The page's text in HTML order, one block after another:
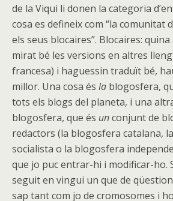
de la Viqui li donen la categoria
cosa es defineix com “la comunitat
els seus blocaires”. Blocaires:
mirat bé les versions en altres
francesa) i haguessin traduït bé,
millor. Una cosa és la blogosfera,
tots els blogs del planeta, i una
blogosfera, que és unconjunt de
redactors (la blogosfera catalana,
socialista o la blogosfera
que jo puc entrar-hi i modificar-ho.
seguit en vingui un que de
sap tant com jo de cromosomes i